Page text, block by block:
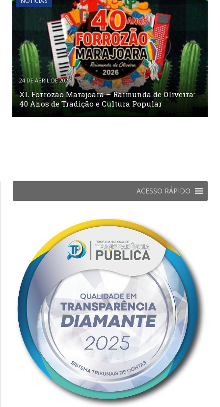
24 DE ABRIL DE 2026
XL Forrozão Marajoara – Raimunda de Oliveira:
40 Anos de Tradição e Cultura Popular
ACESSO RÁPIDO